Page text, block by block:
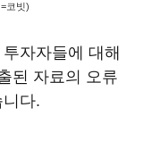
코빗)
자자들에 대해
된 자료의 오류
다.